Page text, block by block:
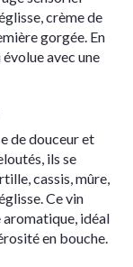
crème de
gorgée. En
avec une
de douceur et
ils se
cassis, mûre,
Ce vin
aromatique, idéal
en bouche.